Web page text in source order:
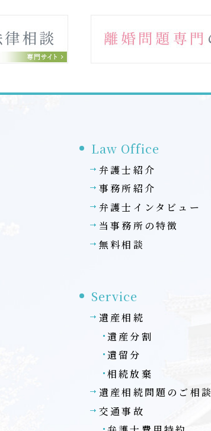
Law Office
弁護士紹介
事務所紹介
弁護士インタビュー
当事務所の特徴
無料相談
Service
遺産相続
遺産分割
遺留分
相続放棄
遺産相続問題のご相談
交通事故